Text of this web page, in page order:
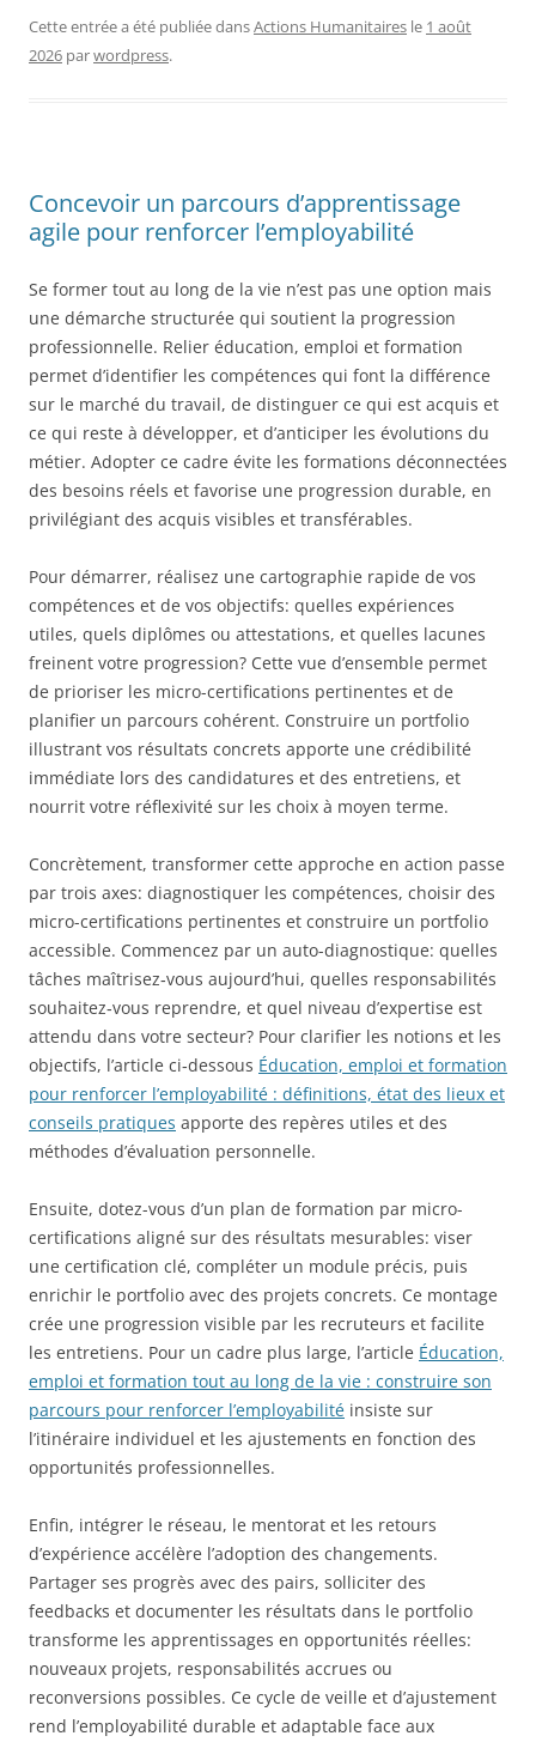
Cette entrée a été publiée dansActions Humanitaires le 1 août
2026 parwordpress.
Concevoir un parcours d’apprentissage
agile pour renforcer l’employabilité
Se former tout au long de la vie n’est pas une option mais
une démarche structurée qui soutient la progression
professionnelle. Relier éducation, emploi et formation
permet d’identifier les compétences qui font la différence
sur le marché du travail, de distinguer ce qui est acquis et
ce qui reste à développer, et d’anticiper les évolutions du
métier. Adopter ce cadre évite les formations déconnectées
des besoins réels et favorise une progression durable, en
privilégiant des acquis visibles et transférables.
Pour démarrer, réalisez une cartographie rapide de vos
compétences et de vos objectifs: quelles expériences
utiles, quels diplômes ou attestations, et quelles lacunes
freinent votre progression? Cette vue d’ensemble permet
de prioriser les micro-certifications pertinentes et de
planifier un parcours cohérent. Construire un portfolio
illustrant vos résultats concrets apporte une crédibilité
immédiate lors des candidatures et des entretiens, et
nourrit votre réflexivité sur les choix à moyen terme.
Concrètement, transformer cette approche en action passe
par trois axes: diagnostiquer les compétences, choisir des
micro-certifications pertinentes et construire un portfolio
accessible. Commencez par un auto-diagnostique: quelles
tâches maîtrisez‑vous aujourd’hui, quelles responsabilités
souhaitez‑vous reprendre, et quel niveau d’expertise est
attendu dans votre secteur? Pour clarifier les notions et les
objectifs, l’article ci‑dessous Éducation, emploi et formation
pour renforcer l’employabilité : définitions, état des lieux et
conseils pratiques apporte des repères utiles et des
méthodes d’évaluation personnelle.
Ensuite, dotez-vous d’un plan de formation par micro-
certifications aligné sur des résultats mesurables: viser
une certification clé, compléter un module précis, puis
enrichir le portfolio avec des projets concrets. Ce montage
crée une progression visible par les recruteurs et facilite
les entretiens. Pour un cadre plus large, l’article Éducation,
emploi et formation tout au long de la vie : construire son
parcours pour renforcer l’employabilité insiste sur
l’itinéraire individuel et les ajustements en fonction des
opportunités professionnelles.
Enfin, intégrer le réseau, le mentorat et les retours
d’expérience accélère l’adoption des changements.
Partager ses progrès avec des pairs, solliciter des
feedbacks et documenter les résultats dans le portfolio
transforme les apprentissages en opportunités réelles:
nouveaux projets, responsabilités accrues ou
reconversions possibles. Ce cycle de veille et d’ajustement
rend l’employabilité durable et adaptable face aux